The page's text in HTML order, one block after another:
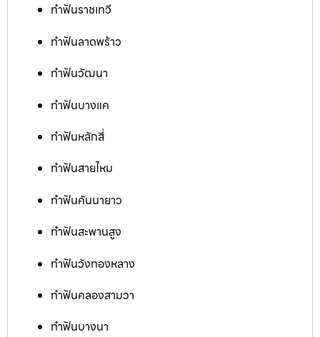
ทำฟันราชเทวี
ทำฟันลาดพร้าว
ทำฟันวัฒนา
ทำฟันบางแค
ทำฟันหลักสี่
ทำฟันสายไหม
ทำฟันคันนายาว
ทำฟันสะพานสูง
ทำฟันวังทองหลาง
ทำฟันคลองสามวา
ทำฟันบางนา